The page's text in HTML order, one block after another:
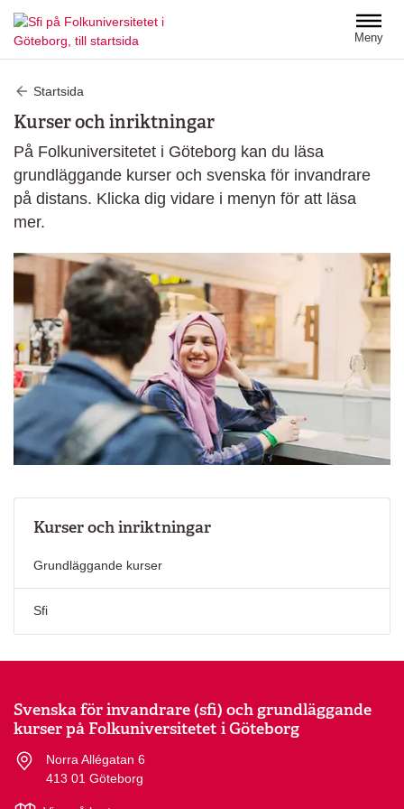
Meny
Startsida
Kurser och inriktningar
På Folkuniversitetet i Göteborg kan du läsa
grundläggande kurser och svenska för invandrare
på distans. Klicka dig vidare i menyn för att läsa
mer.
Kurser och inriktningar
Grundläggande kurser
Sfi
Svenska för invandrare (sfi) och grundläggande
kurser på Folkuniversitetet i Göteborg
Norra Allégatan 6
413 01 Göteborg